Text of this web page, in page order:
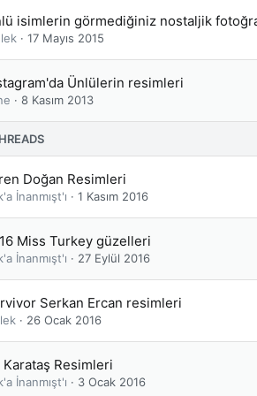
isimlerin görmediğiniz nostaljik
17 Mayıs 2015
Ünlülerin resimleri
8 Kasım 2013
Doğan Resimleri
İnanmışt'ı 1 Kasım 2016
Miss Turkey güzelleri
İnanmışt'ı 27 Eylül 2016
Serkan Ercan resimleri
26 Ocak 2016
Karataş Resimleri
İnanmışt'ı 3 Ocak 2016